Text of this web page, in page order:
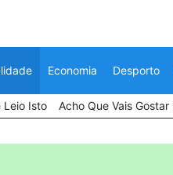
Economia Desporto
Leio Isto Acho Que Vais Gostar